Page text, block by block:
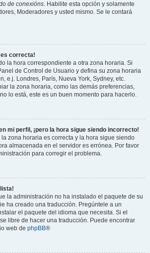
de conexións. Habilite esta opción y solamente
Moderadores y usted mismo. Se le contará
es correcta!
la hora correspondiente a otra zona horaria. Si
de Control de Usuario y defina su zona horaria
e.j. Londres, París, Nueva York, Sydney, etc.
la zona horaria, como las demás preferencias,
lo está, este es un buen momento para hacerlo.
mi perfil, ¡pero la hora sigue siendo incorrecto!
zona horaria es correcta y la hora sigue siendo
almacenada en el servidor es errónea. Por favor
para corregir el problema.
la administración no ha instalado el paquete de su
ha creado una traducción. Pregúntele a un
el paquete del idioma que necesita. Si el
libre de hacer una traducción. Puede encontrar
web de phpBB®